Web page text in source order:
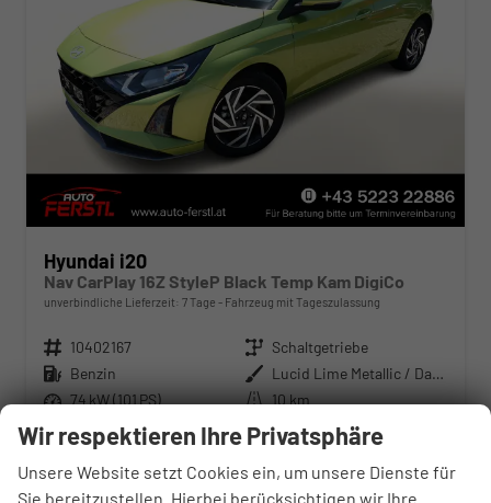
Hyundai i20
Nav CarPlay 16Z StyleP Black Temp Kam DigiCo
unverbindliche Lieferzeit: 7 Tage Fahrzeug mit Tageszulassung
Fahrzeugnr. 10402167 Getriebe Schaltgetriebe
Kraftstoff Benzin Außenfarbe
Lucid Lime Metallic / Dachfarbe
Leistung 74 kW (101 PS) Kilometerstand 10 km
30.06.2026
21.135,– €
incl. 20% MwSt.
Details
Wir respektieren Ihre Privatsphäre
Unsere Website setzt Cookies ein, um unsere Dienste für
Sie bereitzustellen. Hierbei berücksichtigen wir Ihre